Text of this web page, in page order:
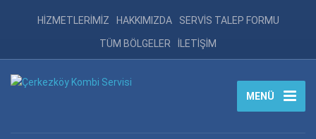
HİZMETLERİMİZ HAKKIMIZDA SERVİS TALEP FORMU
TÜM BÖLGELER İLETİŞİM
MENÜ